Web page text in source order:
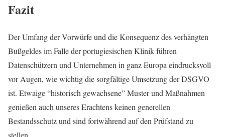
Fazit
Der Umfang der Vorwürfe und die Konsequenz des verhängten
Bußgeldes im Falle der portugiesischen Klinik führen
Datenschützern und Unternehmen in ganz Europa eindrucksvoll
vor Augen, wie wichtig die sorgfältige Umsetzung der DSGVO
ist. Etwaige “historisch gewachsene” Muster und Maßnahmen
genießen auch unseres Erachtens keinen generellen
Bestandsschutz und sind fortwährend auf den Prüfstand zu
stellen.